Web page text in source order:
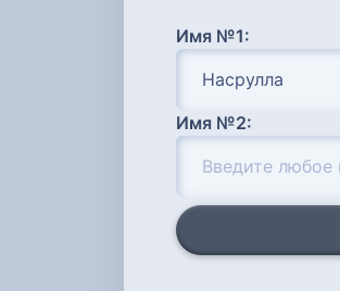
Имя №1:
Имя №2: